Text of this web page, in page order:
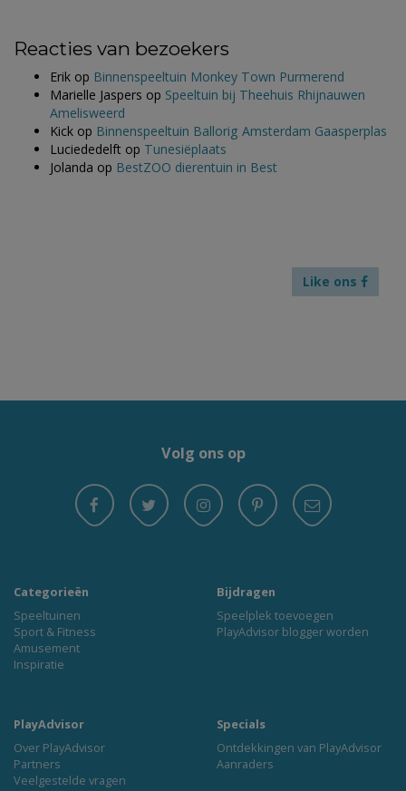
Reacties van bezoekers
Erik op Binnenspeeltuin Monkey Town Purmerend
Marielle Jaspers op Speeltuin bij Theehuis Rhijnauwen
Amelisweerd
Kick op Binnenspeeltuin Ballorig Amsterdam Gaasperplas
Luciededelft op Tunesiëplaats
Jolanda op BestZOO dierentuin in Best
Like ons
Volg ons op
Categorieën
Speeltuinen
Sport & Fitness
Amusement
Inspiratie
Bijdragen
Speelplek toevoegen
PlayAdvisor blogger worden
PlayAdvisor
Over PlayAdvisor
Partners
Veelgestelde vragen
Specials
Ontdekkingen van PlayAdvisor
Aanraders